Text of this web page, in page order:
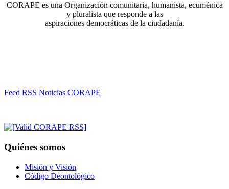
CORAPE es una Organización comunitaria, humanista, ecuménica
y pluralista que responde a las
aspiraciones democráticas de la ciudadanía.
Feed RSS Noticias CORAPE
Quiénes somos
Misión y Visión
Código Deontológico